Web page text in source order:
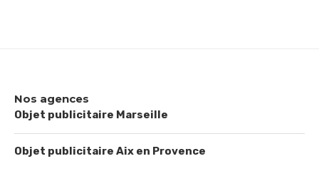
Nos agences
Objet publicitaire Marseille
Objet publicitaire Aix en Provence